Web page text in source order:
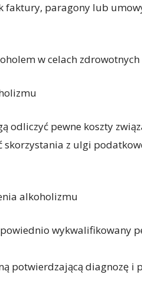
faktury, paragony lub
w celach zdrowotnych
odliczyć pewne koszty
skorzystania z ulgi
alkoholizmu
wykwalifikowany
potwierdzającą diagnozę i